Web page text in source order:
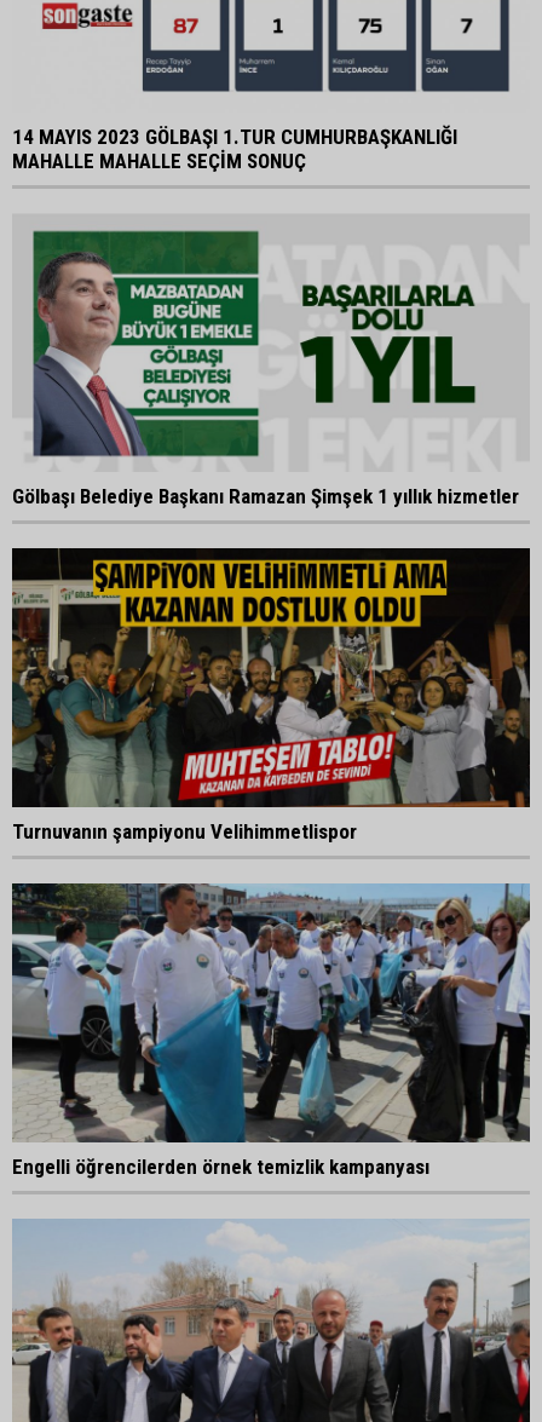
14 MAYIS 2023 GÖLBAŞI 1.TUR CUMHURBAŞKANLIĞI
MAHALLE MAHALLE SEÇİM SONUÇ
Gölbaşı Belediye Başkanı Ramazan Şimşek 1 yıllık hizmetler
Turnuvanın şampiyonu Velihimmetlispor
Engelli öğrencilerden örnek temizlik kampanyası